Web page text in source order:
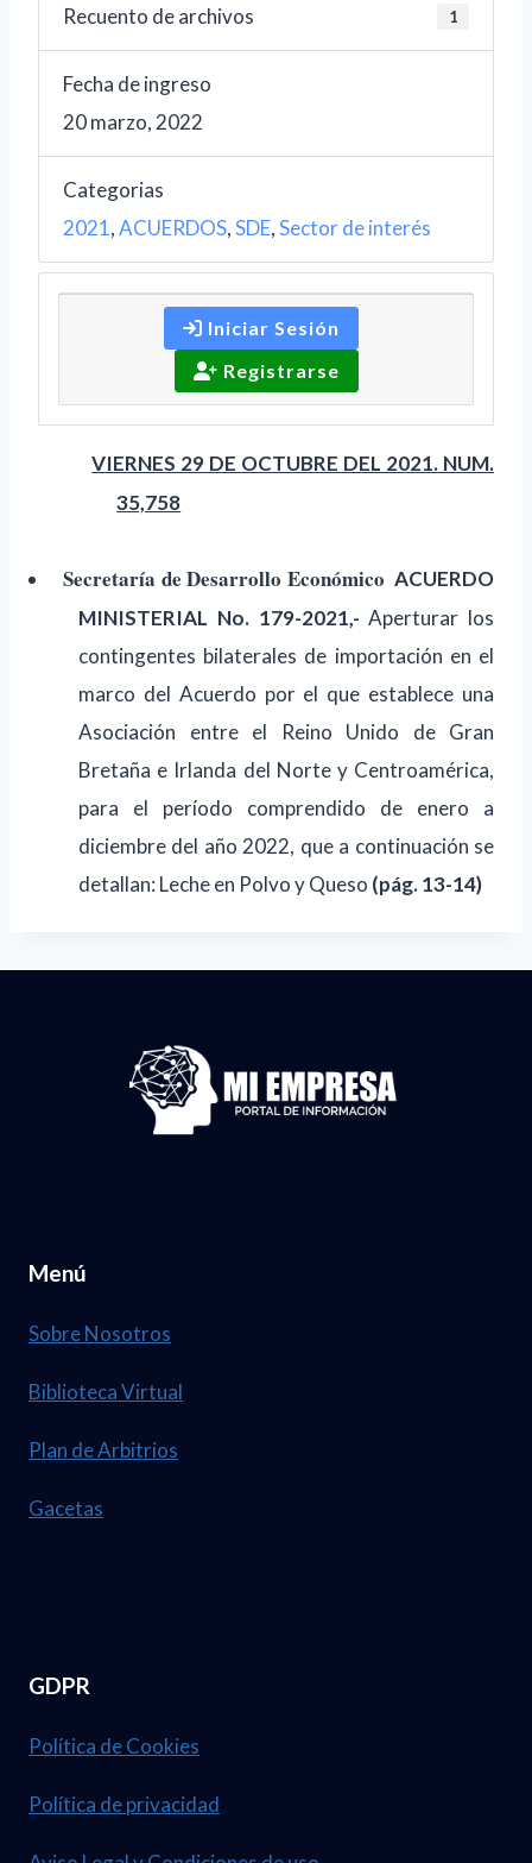
Recuento de archivos 1
Fecha de ingreso
20 marzo, 2022
Categorias
2021,ACUERDOS,SDE,Sector de interés
Iniciar Sesión
Registrarse
VIERNES 29 DE OCTUBRE DEL 2021. NUM.
35,758
Secretaría de Desarrollo Económico ACUERDO
MINISTERIAL No. 179-2021,- Aperturar los
contingentes bilaterales de importación en el
marco del Acuerdo por el que establece una
Asociación entre el Reino Unido de Gran
Bretaña e Irlanda del Norte y Centroamérica,
para el período comprendido de enero a
diciembre del año 2022, que a continuación se
detallan: Leche en Polvo y Queso (pág. 13-14)
Menú
Sobre Nosotros
Biblioteca Virtual
Plan de Arbitrios
Gacetas
GDPR
Política de Cookies
Política de privacidad